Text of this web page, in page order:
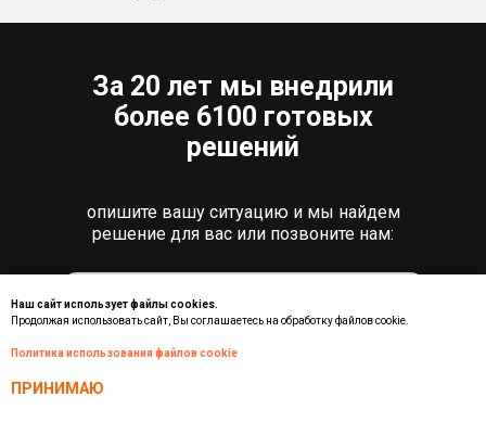
Наш сайт использует файлы cookies.
Продолжая использовать сайт, Вы соглашаетесь на обработку файлов cookie.
Политика использования файлов cookie
ПРИНИМАЮ
За 20 лет мы внедрили
более 6100 готовых
решений
опишите вашу ситуацию и мы найдем
решение для вас или позвоните нам: